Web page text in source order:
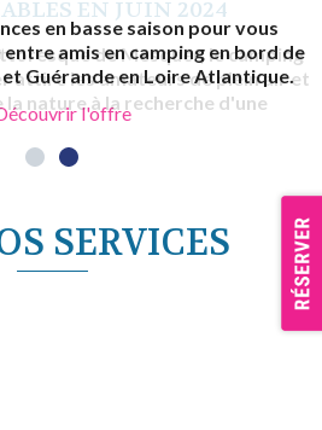
EN JUIN 2024
de Mesquer, le camping
attire les amateurs de plein air et
la nature à la recherche d'une
expérience…
en basse saison pour vous
amis en camping en bord de
Guérande en Loire Atlantique.
l'offre
SERVICES